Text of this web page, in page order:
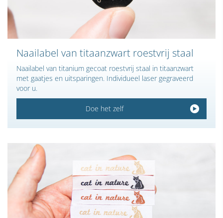
Naailabel van titaanzwart roestvrij staal
Naailabel van titanium gecoat roestvrij staal in titaanzwart
met gaatjes en uitsparingen. Individueel laser gegraveerd
voor u.
Doe het zelf